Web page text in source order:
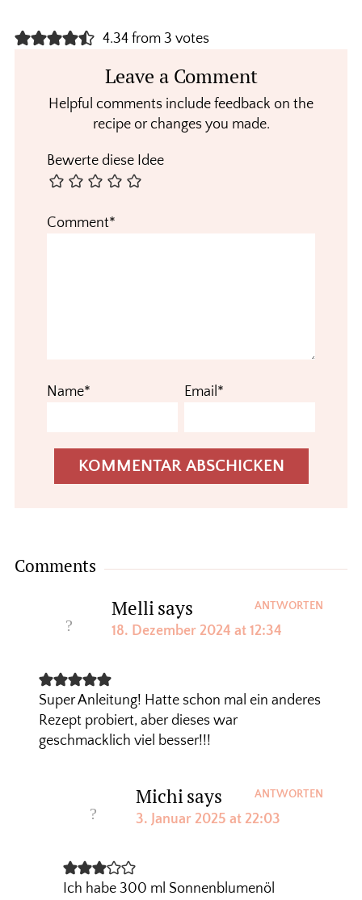
Reader
Interactions
4.34 from 3 votes
Leave a Comment
Helpful comments include feedback on the
recipe or changes you made.
Bewerte diese Idee
Comment*
Name* Email*
Comments
Mellisays
18. Dezember 2024 at 12:34
Super Anleitung! Hatte schon mal ein anderes
Rezept probiert, aber dieses war
geschmacklich viel besser!!!
ANTWORTEN
Michisays
3. Januar 2025 at 22:03
Ich habe 300 ml Sonnenblumenöl
ANTWORTEN